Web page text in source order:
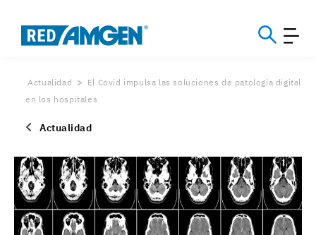
Actualidad
El Covid impulsa las soluciones de patología digital
en los hospitales
Actualidad